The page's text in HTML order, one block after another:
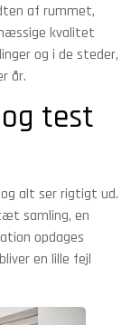
af rummet,
kvalitet
og i de steder,
år.
test
alt ser rigtigt ud.
samling, en
opdages
en lille fejl